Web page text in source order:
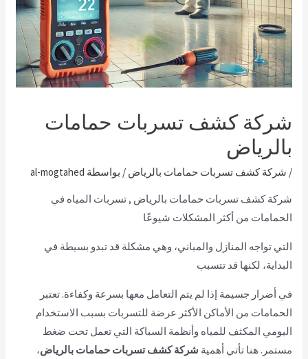
شركة كشف تسربات حمامات
بالرياض
/ شركة كشف تسربات حمامات بالرياض / بواسطة al-mogtahed
شركة كشف تسربات حمامات بالرياض , تسربات المياه في
الحمامات من أكثر المشكلات شيوعًا
التي تواجه المنازل والمباني، وهي مشكلة قد تبدو بسيطة في
البداية، لكنها قد تتسبب
في أضرار جسيمة إذا لم يتم التعامل معها بسرعة وكفاءة. تعتبر
الحمامات من الأماكن الأكثر عرضة للتسربات بسبب الاستخدام
اليومي المكثف للمياه وأنظمة السباكة التي تعمل تحت ضغط
مستمر. هنا تأتي أهمية شركة كشف تسربات حمامات بالرياض،